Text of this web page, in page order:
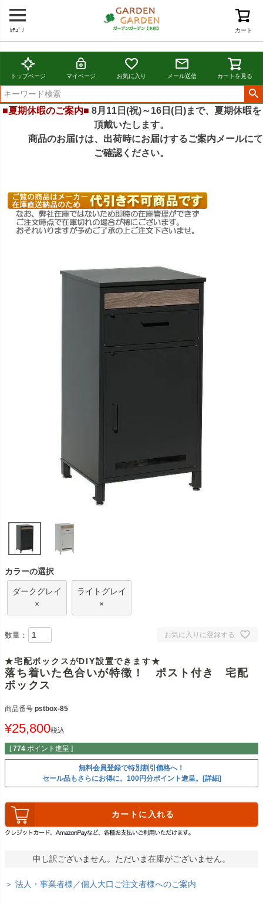
カート
ｶﾃｺﾞﾘ
トップページ マイページ お気に入り メール送信 カートを見る
■夏期休暇のご案内■ 8月11日(祝)～16日(日)まで、夏期休暇を
頂戴いたします。
商品のお届けは、出荷時にお届けするご案内メールにて
ご確認ください。
カラーの選択
ダークグレイ
×
ライトグレイ
×
お気に入りに登録する
数量：
★宅配ボックスがDIY設置できます★
落ち着いた色合いが特徴！ ポスト付き 宅配
ボックス
商品番号 pstbox-85
¥25,800税込
[ 774 ポイント進呈 ]
無料会員登録で特別割引価格へ！
セール品もさらにお得に。100円分ポイント進呈。[詳細]
カートに入れる
申し訳ございません。ただいま在庫がございません。
＞ 法人・事業者様／個人大口ご注文者様へのご案内